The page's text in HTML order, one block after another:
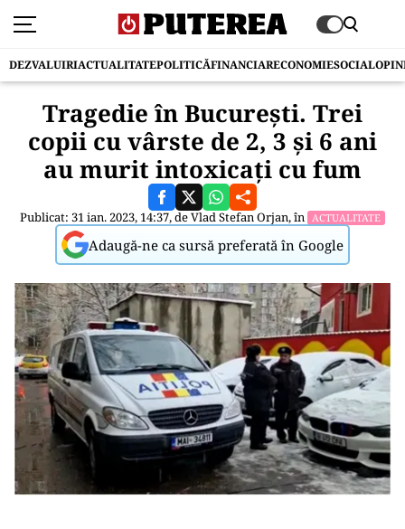
DEZVALUIRIACTUALITATEPOLITICĂFINANCIARECONOMIESOCIAL
Tragedie în București. Trei
copii cu vârste de 2, 3 și 6 ani
au murit intoxicați cu fum
Publicat: 31 ian. 2023, 14:37, deVlad Stefan Orjan, în ACTUALITATE
Adaugă-ne ca sursă preferată în Google